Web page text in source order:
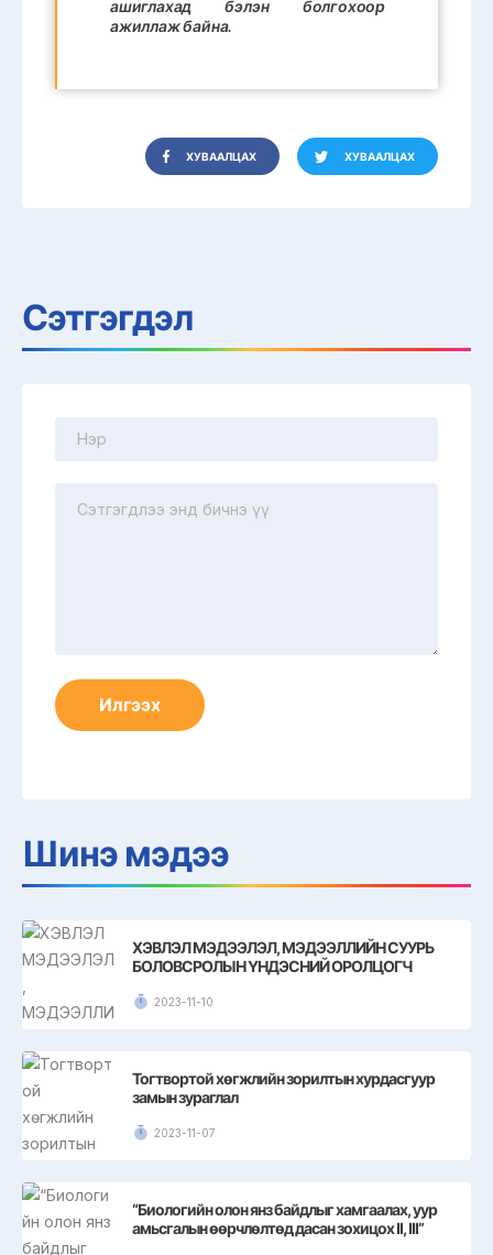
ашиглахад бэлэн болгохоор
ажиллаж байна.
ХУВААЛЦАХ ХУВААЛЦАХ
Сэтгэгдэл
Шинэ мэдээ
ХЭВЛЭЛ МЭДЭЭЛЭЛ, МЭДЭЭЛЛИЙН СУУРЬ
БОЛОВСРОЛЫН ҮНДЭСНИЙ ОРОЛЦОГЧ
ХЭЛЭЛЦЭХ АСУУДЛЫН НЭГ НЬ ЖЕНДЭРИЙН
2023-11-10
Тогтвортой хөгжлийн зорилтын хурдасгуур
замын зураглал
2023-11-07
“Биологийн олон янз байдлыг хамгаалах, уур
амьсгалын өөрчлөлтөд дасан зохицох II, III”